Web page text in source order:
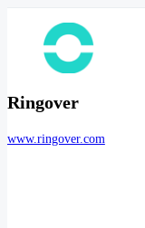
Ringover
www.ringover.com